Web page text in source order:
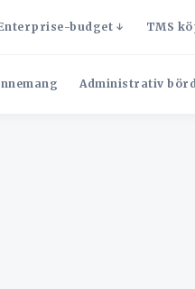
budget TMS
Administrativ